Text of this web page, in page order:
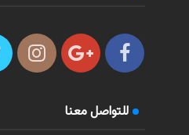
للتواصل معنا